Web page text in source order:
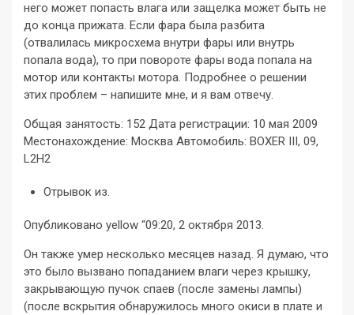
него может попасть влага или защелка может быть не
до конца прижата. Если фара была разбита
(отвалилась микросхема внутри фары или внутрь
попала вода), то при повороте фары вода попала на
мотор или контакты мотора. Подробнее о решении
этих проблем – напишите мне, и я вам отвечу.
Общая занятость: 152 Дата регистрации: 10 мая 2009
Местонахождение: Москва Автомобиль: BOXER III, 09,
L2H2
Отрывок из.
Опубликовано yellow “09:20, 2 октября 2013.
Он также умер несколько месяцев назад. Я думаю, что
это было вызвано попаданием влаги через крышку,
закрывающую пучок спаев (после замены лампы)
(после вскрытия обнаружилось много окиси в плате и